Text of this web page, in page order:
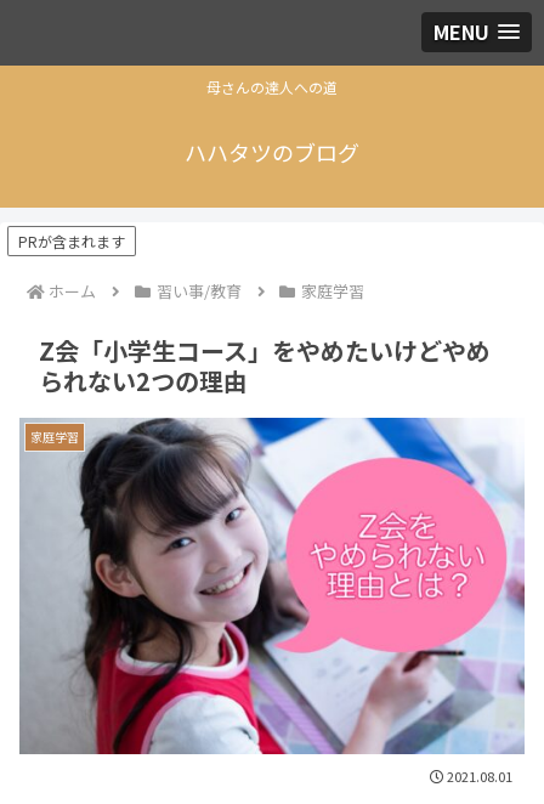
MENU
母さんの達人への道
ハハタツのブログ
PRが含まれます
ホーム 習い事/教育 家庭学習
Z会「小学生コース」をやめたいけどやめ
られない2つの理由
家庭学習
2021.08.01